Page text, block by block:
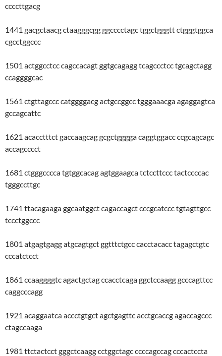
ccccttgacg
1441 gacgctaacg ctaagggcgg ggcccctagc tggctgggtt ctgggtggca
cgcctggccc
1501 actggcctcc cagccacagt ggtgcagagg tcagccctcc tgcagctagg
ccaggggcac
1561 ctgttagccc catggggacg actgccggcc tgggaaacga agaggagtca
gccagcattc
1621 acacctttct gaccaagcag gcgctgggga caggtggacc ccgcagcagc
accagcccct
1681 ctgggcccca tgtggcacag agtggaagca tctccttccc tactccccac
tgggccttgc
1741 ttacagaaga ggcaatggct cagaccagct cccgcatccc tgtagttgcc
tccctggccc
1801 atgagtgagg atgcagtgct ggtttctgcc cacctacacc tagagctgtc
cccatctcct
1861 ccaaggggtc agactgctag ccacctcaga ggctccaagg gcccagttcc
caggcccagg
1921 acaggaatca accctgtgct agctgagttc acctgcaccg agaccagccc
ctagccaaga
1981 ttctactcct gggctcaagg cctggctagc ccccagccag cccactccta